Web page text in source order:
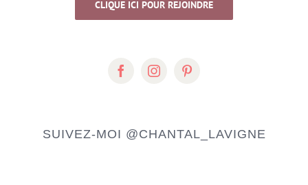
CLIQUE ICI POUR REJOINDRE
SUIVEZ-MOI @CHANTAL_LAVIGNE